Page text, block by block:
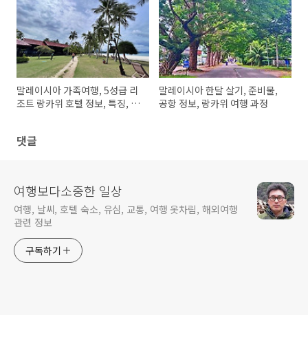
말레이시아 가족여행, 5성급 리
조트 랑카위 호텔 정보, 특징, 최
말레이시아 한달 살기, 준비물,
공항 정보, 랑카위 여행 과정
댓글
여행보다소중한 일상
여행, 날씨, 호텔 숙소, 유심, 교통, 여행 옷차림, 해외여행
관련 정보
구독하기